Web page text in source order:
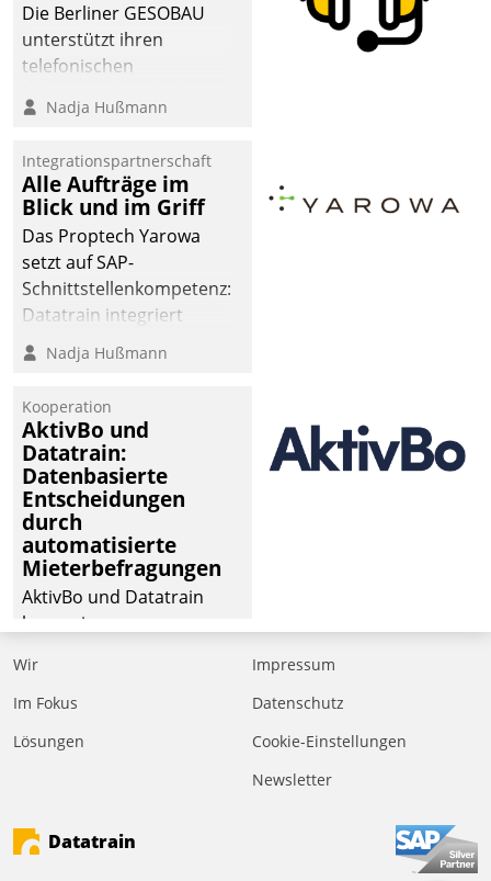
Die Berliner GESOBAU
unterstützt ihren
telefonischen
digitalen Cockpit, das
passende Fragen und
Schlagworte auswirft.
Eine intuitive
Dialogführung ermöglicht
dem externen
Serviceteam, Anrufe von
Mietenden zügiger und
effizienter zu bearbeiten.
Nadja Hußmann
Integrationspartnerschaft
Alle Aufträge im
Blick und im Griff
Das Proptech Yarowa
setzt auf SAP-
Schnittstellenkompetenz:
Datatrain integriert
Yarowas Portal zur
Vergabe und Verwaltung
operativen
Instandhaltung in die
SAP-Systemlandschaft
deutscher
Wohnungsunternehmen
– und beschleunigt damit
den Weg vom
Mieteranliegen zum
Dienstleisterauftrag.
Nadja Hußmann
Kooperation
AktivBo und
Datatrain:
Datenbasierte
Entscheidungen
durch
automatisierte
Mieterbefragungen
AktivBo und Datatrain
kooperieren –
profitieren: Die nahtlose
Integration der Lösungen
Datatrain ermöglicht
Mieterbefragungen – eine
starke Grundlage für
Wir
Im Fokus
Lösungen
Impressum
Datenschutz
Cookie-Einstellungen
Newsletter
Datatrain